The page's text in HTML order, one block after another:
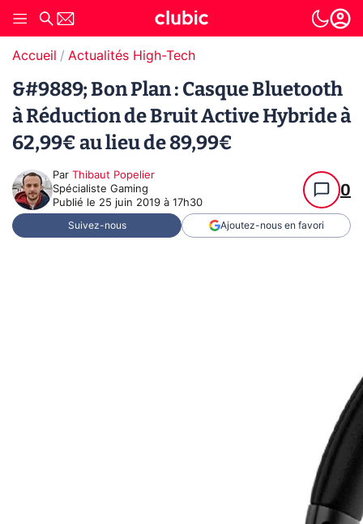
Accueil Actualités High-Tech
&#9889; Bon Plan : Casque Bluetooth
à Réduction de Bruit Active Hybride à
62,99€ au lieu de 89,99€
Par Thibaut Popelier
Spécialiste Gaming
Publié le 25 juin 2019 à 17h30
0
Suivez-nous Ajoutez-nous en favori